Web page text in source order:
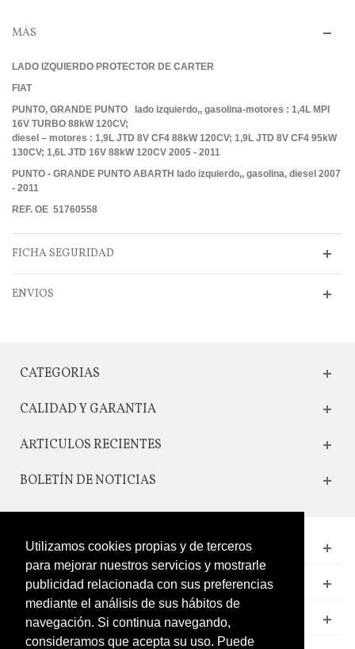
Utilizamos cookies propias y de terceros
para mejorar nuestros servicios y mostrarle
publicidad relacionada con sus preferencias
mediante el análisis de sus hábitos de
navegación. Si continua navegando,
consideramos que acepta su uso. Puede
MÁS
LADO IZQUIERDO PROTECTOR DE CARTER
FIAT
PUNTO, GRANDE PUNTO lado izquierdo,, gasolina-motores : 1,4L MPI
16V TURBO 88kW 120CV;
diesel – motores : 1,9L JTD 8V CF4 88kW 120CV; 1,9L JTD 8V CF4 95kW
130CV; 1,6L JTD 16V 88kW 120CV 2005 - 2011
PUNTO - GRANDE PUNTO ABARTH lado izquierdo,, gasolina, diesel 2007
- 2011
REF. OE 51760558
FICHA SEGURIDAD
ENVIOS
CATEGORIAS
CALIDAD Y GARANTIA
ARTICULOS RECIENTES
BOLETÍN DE NOTICIAS
CONTACTO
LEGAL
CATÁLOGO